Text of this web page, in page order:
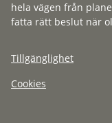
hela vägen från
fatta rätt beslut när
Tillgänglighet
Cookies